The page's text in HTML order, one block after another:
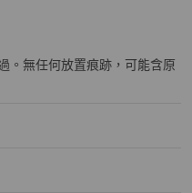
。無任何放置痕跡，可能含原